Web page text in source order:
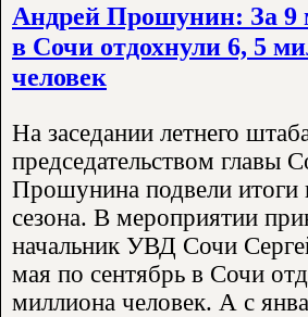
Андрей Прошунин: За 9
в Сочи отдохнули 6, 5
человек
На заседании летнего
председательством главы
Прошунина подвели итоги
сезона. В мероприятии
начальник УВД Сочи
мая по сентябрь в Сочи
миллиона человек. А с